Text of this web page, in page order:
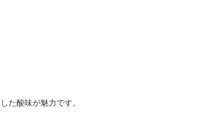
た酸味が魅力です。